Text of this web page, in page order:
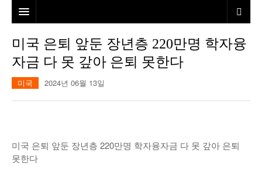
본사소개
뉴스
본보특집
미국 은퇴 앞둔 장년층 220만명 학자융
자금 다 못 갚아 은퇴 못한다
미국 2024년 06월 13일
미국 은퇴 앞둔 장년층 220만명 학자융자금 다 못 갚아 은퇴
못한다